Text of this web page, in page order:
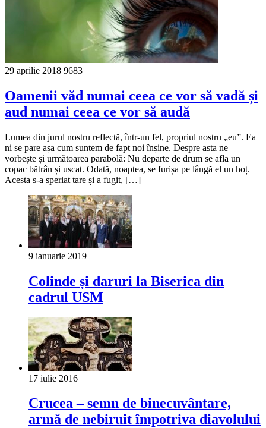
29 aprilie 2018 9683
Oamenii văd numai ceea ce vor să vadă și
aud numai ceea ce vor să audă
Lumea din jurul nostru reflectă, într-un fel, propriul nostru „eu”. Ea
ni se pare așa cum suntem de fapt noi înșine. Despre asta ne
vorbește și următoarea parabolă: Nu departe de drum se afla un
copac bătrân și uscat. Odată, noaptea, se furișa pe lângă el un hoț.
Acesta s-a speriat tare și a fugit, […]
9 ianuarie 2019
Colinde și daruri la Biserica din
cadrul USM
17 iulie 2016
Crucea – semn de binecuvântare,
armă de nebiruit împotriva diavolului